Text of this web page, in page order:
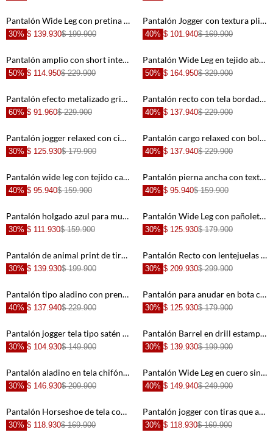
+ +
+ +
+
Pantalón Wide Leg con pretina elástica café con acabado natural para mujer
30% $ 139.930$ 199.900
+
Pantalón Jogger con textura plisada crudo para mujer
40% $ 101.940$ 169.900
+
Pantalón amplio con short interno crudo para mujer
50% $ 114.950$ 229.900
+
Pantalón Wide Leg en tejido abierto crudo para mujer
50% $ 164.950$ 329.900
+
Pantalón efecto metalizado gris para mujer
60% $ 91.960$ 229.900
+
Pantalón recto con tela bordada en algodón blanco para mujer
40% $ 137.940$ 229.900
+
Pantalón jogger relaxed con cintura smock en poliéster beige rayado para mujer
30% $ 125.930$ 179.900
+
Pantalón cargo relaxed con bolsillos dobles en algodón blanco para mujer
40% $ 137.940$ 229.900
+
Pantalón wide leg con tejido calado en color crema para mujer
40% $ 95.940$ 159.900
+
Pantalón pierna ancha con textura calada en poliéster blanco para mujer
40% $ 95.940$ 159.900
+
Pantalón holgado azul para mujer
30% $ 111.930$ 159.900
+
Pantalón Wide Leg con pañoleta para mujer
30% $ 125.930$ 179.900
+
Pantalón de animal print de tiro bajo para mujer
30% $ 139.930$ 199.900
+
Pantalón Recto con lentejuelas para mujer
30% $ 209.930$ 299.900
Pantalón tipo aladino con prenses para mujer
40% $ 137.940$ 229.900
Pantalón para anudar en bota café para mujer
30% $ 125.930$ 179.900
Pantalón jogger tela tipo satén rosada para mujer
30% $ 104.930$ 149.900
Pantalón Barrel en drill estampado para mujer
30% $ 139.930$ 199.900
Pantalón aladino en tela chifón verde para mujer
30% $ 146.930$ 209.900
Pantalón Wide Leg en cuero sintético crudo para mujer
40% $ 149.940$ 249.900
Pantalón Horseshoe de tela con caída crudo para mujer
30% $ 118.930$ 169.900
Pantalón jogger con tiras que anudan negro para mujer
30% $ 118.930$ 169.900